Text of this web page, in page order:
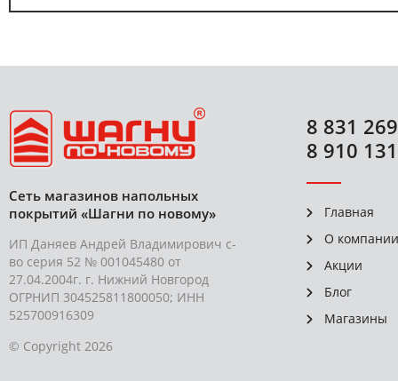
Сеть магазинов напольных
покрытий «Шагни по новому»
ИП Даняев Андрей Владимирович с-
во серия 52 № 001045480 от
27.04.2004г. г. Нижний Новгород
ОГРНИП 304525811800050; ИНН
525700916309
© Copyright 2026
8 831
8 910
Главная
О компании
Акции
Блог
Магазины